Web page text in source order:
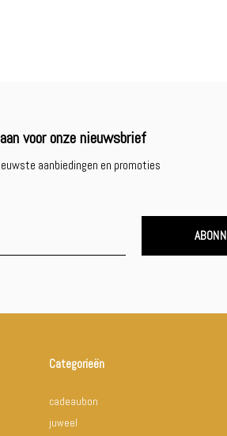
voor onze nieuwsbrief
aanbiedingen en promoties
Categorieën
cadeaubon
juweel